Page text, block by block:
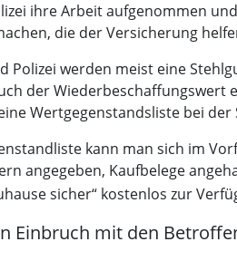
ihre Arbeit aufgenommen
die der Versicherung
Polizei werden meist eine
der Wiederbeschaffungswert
Wertgegenstandsliste bei
kann man sich im
angegeben, Kaufbelege
sicher“ kostenlos zur
Einbruch mit den